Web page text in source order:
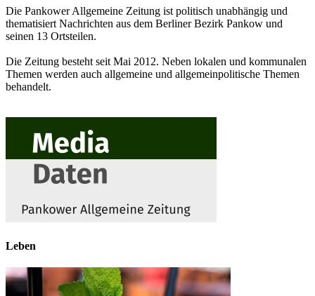
Die Pankower Allgemeine Zeitung ist politisch unabhängig und
thematisiert Nachrichten aus dem Berliner Bezirk Pankow und
seinen 13 Ortsteilen.
Die Zeitung besteht seit Mai 2012. Neben lokalen und kommunalen
Themen werden auch allgemeine und allgemeinpolitische Themen
behandelt.
Leben